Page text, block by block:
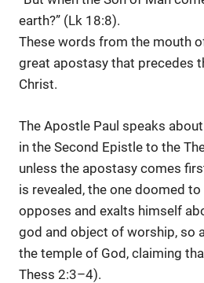
earth?” (Lk 18:8).
These words from the mouth
great apostasy that precedes
Christ.
The Apostle Paul speaks
in the Second Epistle to the
unless the apostasy comes
is revealed, the one doomed
opposes and exalts himself
god and object of worship, so
the temple of God, claiming
Thess 2:3–4).